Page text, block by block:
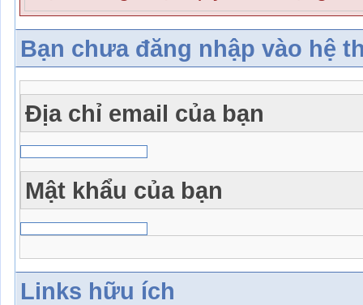
Bạn chưa đăng nhập vào hệ
Địa chỉ email của bạn
Mật khẩu của bạn
Links hữu ích